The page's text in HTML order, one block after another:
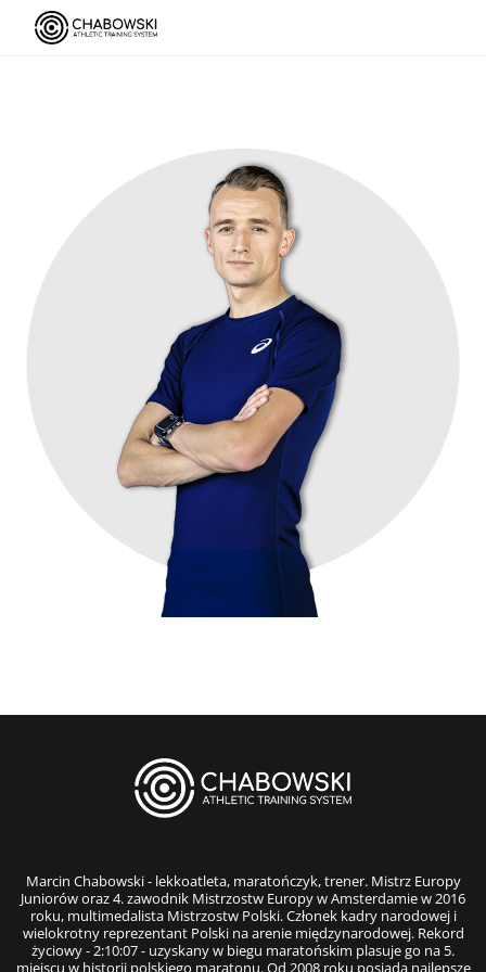
Marcin Chabowski - lekkoatleta, maratończyk, trener. Mistrz Europy
Juniorów oraz 4. zawodnik Mistrzostw Europy w Amsterdamie w 2016
roku, multimedalista Mistrzostw Polski. Członek kadry narodowej i
wielokrotny reprezentant Polski na arenie międzynarodowej. Rekord
życiowy - 2:10:07 - uzyskany w biegu maratońskim plasuje go na 5.
miejscu w historii polskiego maratonu. Od 2008 roku posiada najlepsze